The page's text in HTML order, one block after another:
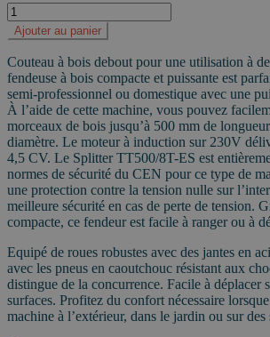
quantité
de
Gröbe
Splitter
TT500/8T-
ES
230V
-
8
tonnes
Ajouter au panier
Couteau à bois debout pour une utilisation à
fendeuse à bois compacte et puissante est
semi-professionnel ou domestique avec une
À l’aide de cette machine, vous pouvez
morceaux de bois jusqu’à 500 mm de
diamètre. Le moteur à induction sur 230V
4,5 CV. Le Splitter TT500/8T-ES est
normes de sécurité du CEN pour ce type de
une protection contre la tension nulle sur
meilleure sécurité en cas de perte de tension.
compacte, ce fendeur est facile à ranger ou à
Equipé de roues robustes avec des jantes en
avec les pneus en caoutchouc résistant aux
distingue de la concurrence. Facile à déplacer
surfaces. Profitez du confort nécessaire
machine à l’extérieur, dans le jardin ou sur